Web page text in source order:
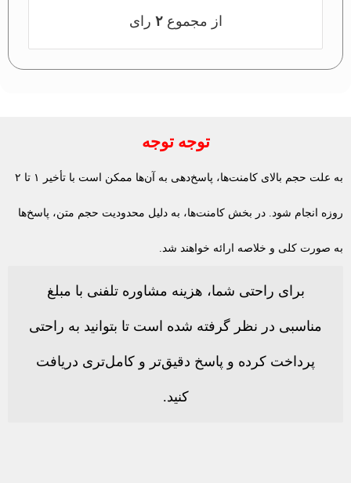
از مجموع۲ رای
توجه توجه
به علت حجم بالای کامنت‌ها، پاسخ‌دهی به آن‌ها ممکن است با تأخیر ۱ تا ۲
روزه انجام شود. در بخش کامنت‌ها، به دلیل محدودیت حجم متن، پاسخ‌ها
به صورت کلی و خلاصه ارائه خواهند شد.
برای راحتی شما، هزینه مشاوره تلفنی با مبلغ
مناسبی در نظر گرفته شده است تا بتوانید به راحتی
پرداخت کرده و پاسخ دقیق‌تر و کامل‌تری دریافت
کنید.